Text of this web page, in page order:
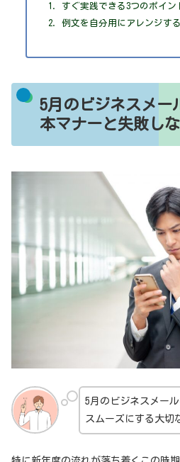
すぐ実践できる3つのポイン
例文を自分用にアレンジす
5月のビジネスメー
本マナーと失敗し
5月のビジネスメー
スムーズにする大切